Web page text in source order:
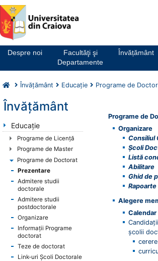
Notă:
Acest
website
un
sistem
accesibilitate.
Despre noi
Facultăţi şi
Departamente
Învățământ
Învăţământ Educaţie Programe de
Învăţământ
Educaţie
Programe de Licenţă
Programe de Master
Programe de Doctorat
Prezentare
Admitere studii
doctorale
Admitere studii
postdoctorale
Organizare
Informații Programe
doctorat
Teze de doctorat
Link-uri Școli Doctorale
Programe de
Organizare
Consiliul
Școli
Listă
Abilitare
Ghid de
Alegere
Calendar
școlii